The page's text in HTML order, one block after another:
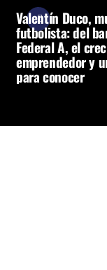
Valentín Duco,
futbolista: del
Federal A, el
emprendedor y
para conocer